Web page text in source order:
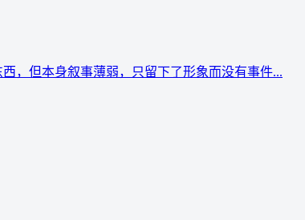
，但本身叙事薄弱，只留下了形象而没有事件...